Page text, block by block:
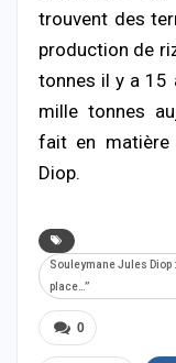
trouvent des
production de
tonnes il y a 15
mille tonnes
fait en matière
Diop.
Souleymane Jules Diop
place…”
0